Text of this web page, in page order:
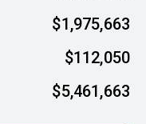
$1,975,663
$112,050
$5,461,663